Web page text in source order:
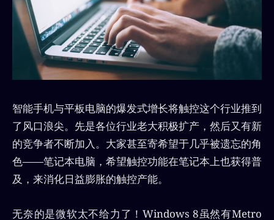
智能手机与平板电脑的爆发式增长将触控这个行业推到
了风口浪尖。先是各位行业老大积极扩产，然后又有新
的竞争者不断加入。大家甚至寄希望于几乎被遗忘的角
色——笔记本电脑，希望触控功能在笔记本上也获得普
及，来消化日益膨胀的触控产能。
无奈的是微软太不给力了！Windows 8虽然有Metro